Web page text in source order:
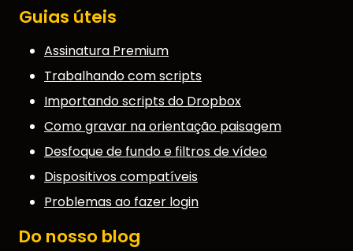
Guias úteis
Assinatura Premium
Trabalhando com scripts
Importando scripts do Dropbox
Como gravar na orientação paisagem
Desfoque de fundo e filtros de vídeo
Dispositivos compatíveis
Problemas ao fazer login
Do nosso blog